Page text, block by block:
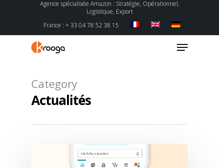
Agence spécialisée Amazon : Stratégie, Opérationnel,
Logistique, Export
France : + 33 04 78 52 38 15
Hit enter to search or ESC to close
Category
Actualités